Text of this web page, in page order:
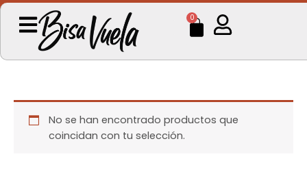
Ir
contenido
0
Cart
No se han encontrado productos que
coincidan con tu selección.